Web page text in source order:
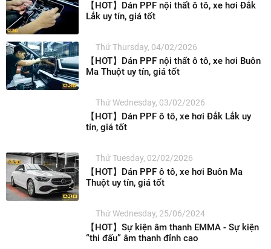
【HOT】Dán PPF nội thất ô tô, xe hơi Đắk
Lắk uy tín, giá tốt
Thứ Thursday, 04/02/2026
【HOT】Dán PPF nội thất ô tô, xe hơi Buôn
Ma Thuột uy tín, giá tốt
Thứ Wednesday, 03/02/2026
【HOT】Dán PPF ô tô, xe hơi Đắk Lắk uy
tín, giá tốt
Thứ Tuesday, 02/02/2026
【HOT】Dán PPF ô tô, xe hơi Buôn Ma
Thuột uy tín, giá tốt
Thứ Wednesday, 25/06/2024
【HOT】Sự kiện âm thanh EMMA - Sự kiện
“thi đấu” âm thanh đỉnh cao